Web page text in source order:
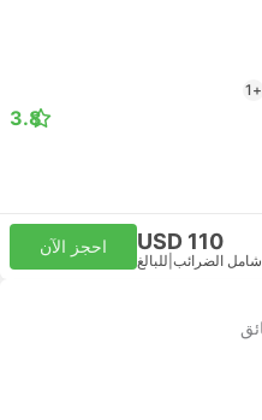
+1
3.8
USD 110
شامل الضرائب للبالغ
احجز الآن